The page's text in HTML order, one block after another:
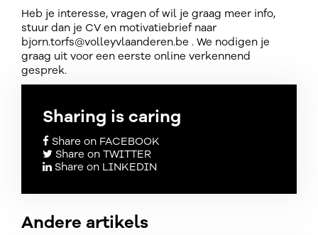
Heb je interesse, vragen of wil je graag meer info,
stuur dan je CV en motivatiebrief naar
bjorn.torfs@volleyvlaanderen.be . We nodigen je
graag uit voor een eerste online verkennend
gesprek.
Sharing is caring
Share on FACEBOOK
Share on TWITTER
Share on LINKEDIN
Andere artikels